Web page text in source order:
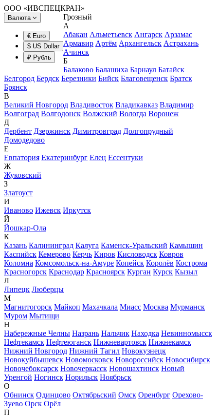
ООО «ИВСПЕЦКРАН»
Валюта
€ Euro
$ US Dollar
₽ Рубль
Грозный
А
Абакан Альметьевск Ангарск Арзамас
Армавир Артём Архангельск Астрахань
Ачинск
Б
Балаково Балашиха Барнаул Батайск
Белгород Бердск Березники Бийск Благовещенск Братск
Брянск
В
Великий Новгород Владивосток Владикавказ Владимир
Волгоград Волгодонск Волжский Вологда Воронеж
Д
Дербент Дзержинск Димитровград Долгопрудный
Домодедово
Е
Евпатория Екатеринбург Елец Ессентуки
Ж
Жуковский
З
Златоуст
И
Иваново Ижевск Иркутск
Й
Йошкар-Ола
К
Казань Калининград Калуга Каменск-Уральский Камышин
Каспийск Кемерово Керчь Киров Кисловодск Ковров
Коломна Комсомольск-на-Амуре Копейск Королёв Кострома
Красногорск Краснодар Красноярск Курган Курск Кызыл
Л
Липецк Люберцы
М
Магнитогорск Майкоп Махачкала Миасс Москва Мурманск
Муром Мытищи
Н
Набережные Челны Назрань Нальчик Находка Невинномысск
Нефтекамск Нефтеюганск Нижневартовск Нижнекамск
Нижний Новгород Нижний Тагил Новокузнецк
Новокуйбышевск Новомосковск Новороссийск Новосибирск
Новочебоксарск Новочеркасск Новошахтинск Новый
Уренгой Ногинск Норильск Ноябрьск
О
Обнинск Одинцово Октябрьский Омск Оренбург Орехово-
Зуево Орск Орёл
П